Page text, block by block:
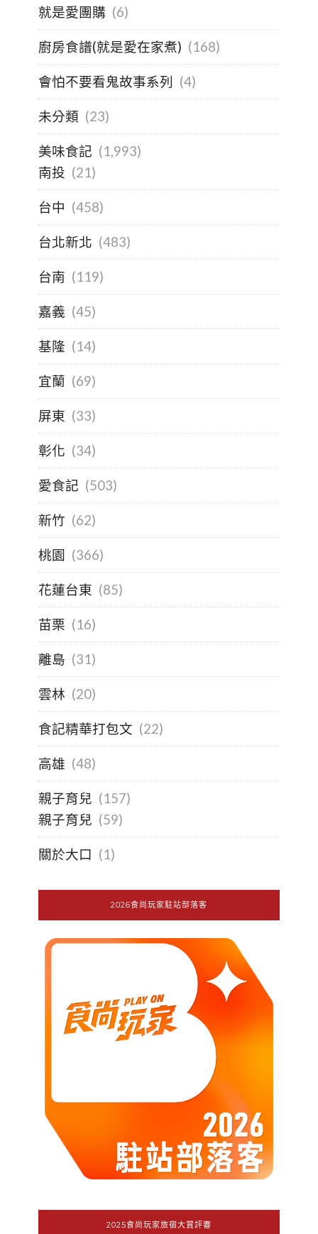
就是愛團購 (6)
廚房食譜(就是愛在家煮) (168)
會怕不要看鬼故事系列 (4)
未分類 (23)
美味食記 (1,993)
南投 (21)
台中 (458)
台北新北 (483)
台南 (119)
嘉義 (45)
基隆 (14)
宜蘭 (69)
屏東 (33)
彰化 (34)
愛食記 (503)
新竹 (62)
桃園 (366)
花蓮台東 (85)
苗栗 (16)
離島 (31)
雲林 (20)
食記精華打包文 (22)
高雄 (48)
親子育兒 (157)
親子育兒 (59)
關於大口 (1)
2026食尚玩家駐站部落客
2025食尚玩家旅宿大賞評審